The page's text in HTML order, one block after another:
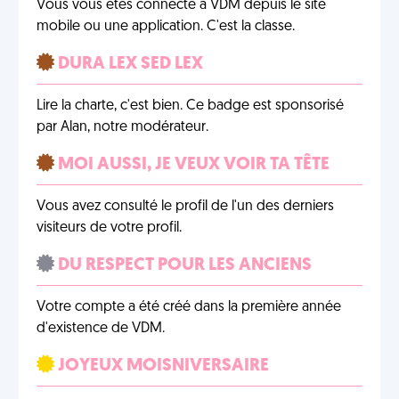
Vous vous êtes connecté à VDM depuis le site
mobile ou une application. C'est la classe.
DURA LEX SED LEX
Lire la charte, c'est bien. Ce badge est sponsorisé
par Alan, notre modérateur.
MOI AUSSI, JE VEUX VOIR TA TÊTE
Vous avez consulté le profil de l'un des derniers
visiteurs de votre profil.
DU RESPECT POUR LES ANCIENS
Votre compte a été créé dans la première année
d'existence de VDM.
JOYEUX MOISNIVERSAIRE